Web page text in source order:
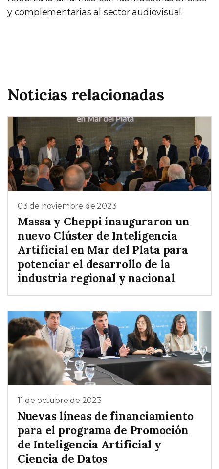
y complementarias al sector audiovisual.
Noticias relacionadas
03 de noviembre de 2023
Massa y Cheppi inauguraron un
nuevo Clúster de Inteligencia
Artificial en Mar del Plata para
potenciar el desarrollo de la
industria regional y nacional
11 de octubre de 2023
Nuevas líneas de financiamiento
para el programa de Promoción
de Inteligencia Artificial y
Ciencia de Datos